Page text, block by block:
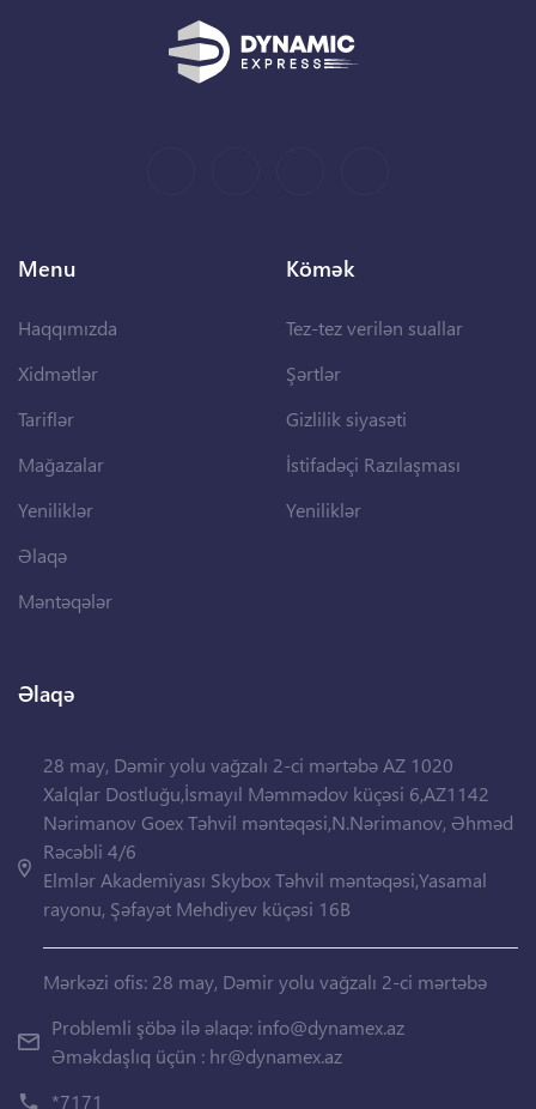
Menu
Haqqımızda
Xidmətlər
Tariflər
Mağazalar
Yeniliklər
Əlaqə
Məntəqələr
Kömək
Tez-tez verilən suallar
Şərtlər
Gizlilik siyasəti
İstifadəçi Razılaşması
Yeniliklər
Əlaqə
28 may, Dəmir yolu vağzalı 2-ci mərtəbə AZ 1020
Xalqlar Dostluğu,İsmayıl Məmmədov küçəsi 6,AZ1142
Nərimanov Goex Təhvil məntəqəsi,N.Nərimanov, Əhməd
Rəcəbli 4/6
Elmlər Akademiyası Skybox Təhvil məntəqəsi,Yasamal
rayonu, Şəfayət Mehdiyev küçəsi 16B
Mərkəzi ofis: 28 may, Dəmir yolu vağzalı 2-ci mərtəbə
Problemli şöbə ilə əlaqə: info@dynamex.az
Əməkdaşlıq üçün : hr@dynamex.az
*7171